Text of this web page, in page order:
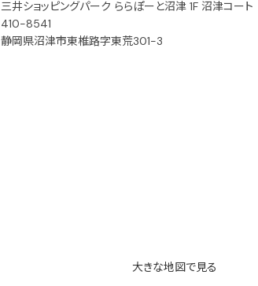
三井ショッピングパーク ららぽーと沼津 1F 沼津コート
410-8541
静岡県沼津市東椎路字東荒301-3
大きな地図で見る